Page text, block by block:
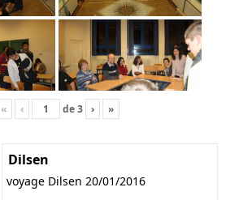
« ‹ de3 › »
Dilsen
voyage Dilsen 20/01/2016